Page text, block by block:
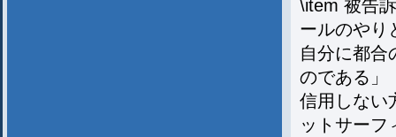
\item 被告
ールのやり
自分に都合
のである」
信用しない
ットサーフ